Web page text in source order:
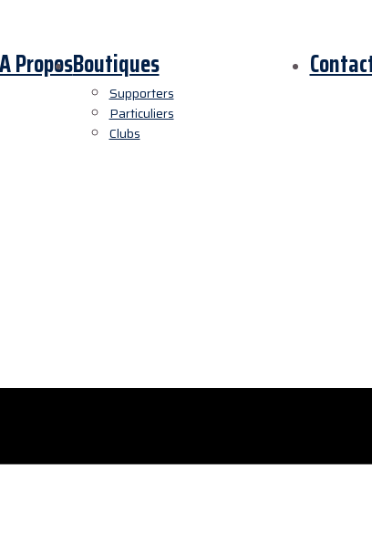
A ProposBoutiques
Supporters
Particuliers
Clubs